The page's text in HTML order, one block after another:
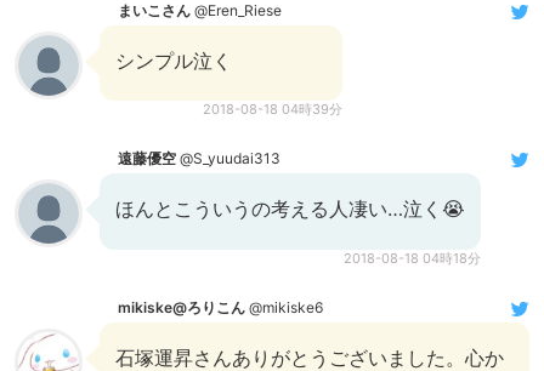
まいこさん @Eren_Riese
シンプル泣く
2018-08-18 04時39分
遠藤優空 @S_yuudai313
ほんとこういうの考える人凄い…泣く😭
2018-08-18 04時18分
mikiske@ろりこん @mikiske6
石塚運昇さんありがとうございました。心か